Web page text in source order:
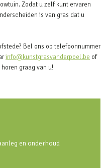
Zodat u zelf kunt ervaren
is van gras dat u
Bel ons op telefoonnummer
info@kunstgrasvanderpoel.be of
horen graag van u!
en onderhoud